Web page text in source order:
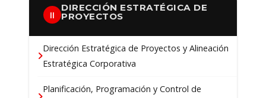
II
DIRECCIÓN ESTRATÉGICA DE
PROYECTOS
Dirección Estratégica de Proyectos y Alineación
Estratégica Corporativa
Planificación, Programación y Control de